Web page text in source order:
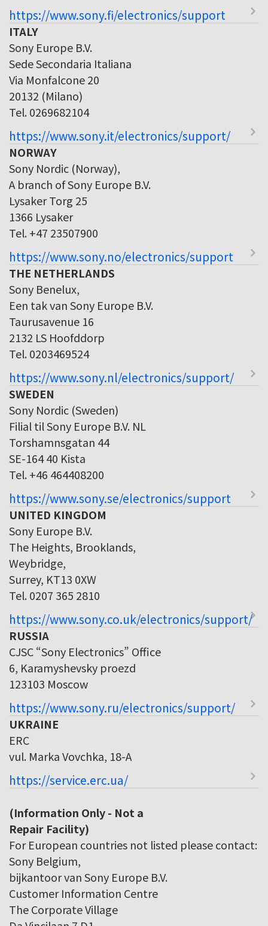
https://www.sony.fi/electronics/support
ITALY
Sony Europe B.V.
Sede Secondaria Italiana
Via Monfalcone 20
20132 (Milano)
Tel. 0269682104
https://www.sony.it/electronics/support/
NORWAY
Sony Nordic (Norway),
A branch of Sony Europe B.V.
Lysaker Torg 25
1366 Lysaker
Tel. +47 23507900
https://www.sony.no/electronics/support
THE NETHERLANDS
Sony Benelux,
Een tak van Sony Europe B.V.
Taurusavenue 16
2132 LS Hoofddorp
Tel. 0203469524
https://www.sony.nl/electronics/support/
SWEDEN
Sony Nordic (Sweden)
Filial til Sony Europe B.V. NL
Torshamnsgatan 44
SE-164 40 Kista
Tel. +46 464408200
https://www.sony.se/electronics/support
UNITED KINGDOM
Sony Europe B.V.
The Heights, Brooklands,
Weybridge,
Surrey, KT13 0XW
Tel. 0207 365 2810
https://www.sony.co.uk/electronics/support/
RUSSIA
CJSC “Sony Electronics” Office
6, Karamyshevsky proezd
123103 Moscow
https://www.sony.ru/electronics/support/
UKRAINE
ERC
vul. Marka Vovchka, 18-A
https://service.erc.ua/
(Information Only - Not a
Repair Facility)
For European countries not listed please contact:
Sony Belgium,
bijkantoor van Sony Europe B.V.
Customer Information Centre
The Corporate Village